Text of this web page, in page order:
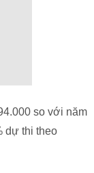
so với năm
dự thi theo